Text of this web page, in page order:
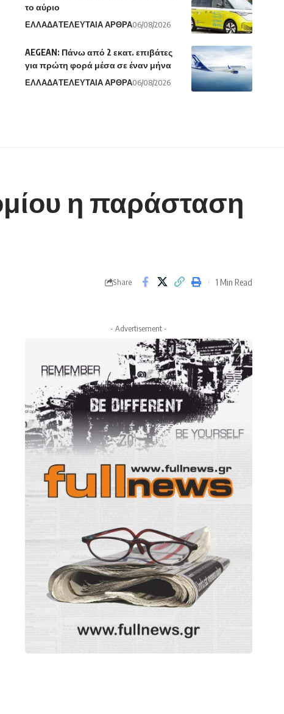
το αύριο
ΕΛΛΑΔΑΤΕΛΕΥΤΑΙΑ ΑΡΘΡΑ06/08/2026
AEGEAN: Πάνω από 2 εκατ. επιβάτες
για πρώτη φορά μέσα σε έναν μήνα
ΕΛΛΑΔΑΤΕΛΕΥΤΑΙΑ ΑΡΘΡΑ06/08/2026
η παράσταση
Share 1 Min Read
- Advertisement -